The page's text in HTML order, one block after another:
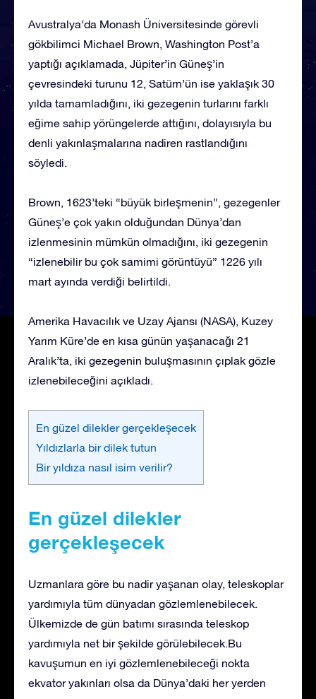
Avustralya’da Monash Üniversitesinde görevli
gökbilimci Michael Brown, Washington Post’a
yaptığı açıklamada, Jüpiter’in Güneş’in
çevresindeki turunu 12, Satürn’ün ise yaklaşık 30
yılda tamamladığını, iki gezegenin turlarını farklı
eğime sahip yörüngelerde attığını, dolayısıyla bu
denli yakınlaşmalarına nadiren rastlandığını
söyledi.
Brown, 1623’teki “büyük birleşmenin”, gezegenler
Güneş’e çok yakın olduğundan Dünya’dan
izlenmesinin mümkün olmadığını, iki gezegenin
“izlenebilir bu çok samimi görüntüyü” 1226 yılı
mart ayında verdiği belirtildi.
Amerika Havacılık ve Uzay Ajansı (NASA), Kuzey
Yarım Küre’de en kısa günün yaşanacağı 21
Aralık’ta, iki gezegenin buluşmasının çıplak gözle
izlenebileceğini açıkladı.
En güzel dilekler gerçekleşecek
Yıldızlarla bir dilek tutun
Bir yıldıza nasıl isim verilir?
En güzel dilekler
gerçekleşecek
Uzmanlara göre bu nadir yaşanan olay, teleskoplar
yardımıyla tüm dünyadan gözlemlenebilecek.
Ülkemizde de gün batımı sırasında teleskop
yardımıyla net bir şekilde görülebilecek.Bu
kavuşumun en iyi gözlemlenebileceği nokta
ekvator yakınları olsa da Dünya’daki her yerden